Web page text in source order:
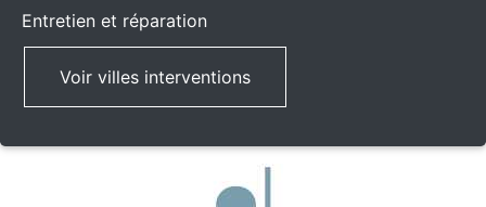
Entretien et réparation
Voir villes interventions